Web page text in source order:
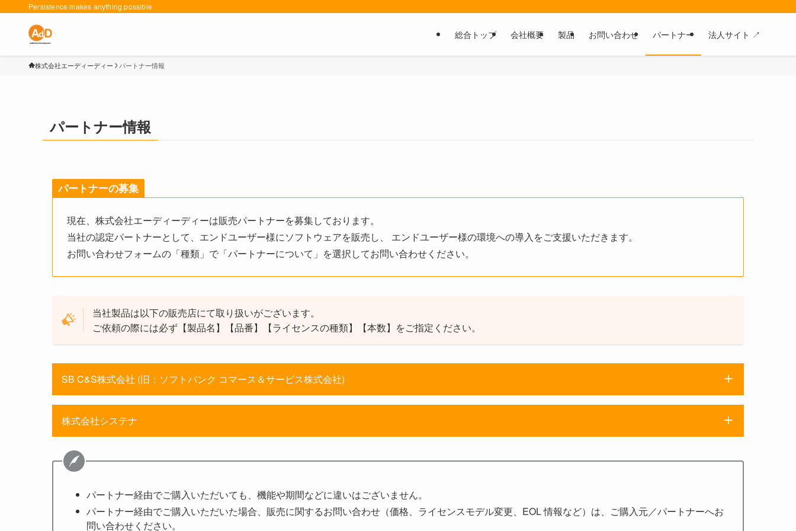
Persistence makes anything possible
総合トップ 会社概要 製品 お問い合わせ パートナー 法人サイト ↗
株式会社エーディーディー パートナー情報
パートナー情報
パートナーの募集
現在、株式会社エーディーディーは販売パートナーを募集しております。
当社の認定パートナーとして、エンドユーザー様にソフトウェアを販売し、 エンドユーザー様の環境への導入をご支援いただきます。
お問い合わせフォームの「種類」で「パートナーについて」を選択してお問い合わせください。
当社製品は以下の販売店にて取り扱いがございます。
ご依頼の際には必ず【製品名】【品番】【ライセンスの種類】【本数】をご指定ください。
SB C&S株式会社 (旧：ソフトバンク コマース＆サービス株式会社)
株式会社システナ
パートナー経由でご購入いただいても、機能や期間などに違いはございません。
パートナー経由でご購入いただいた場合、販売に関するお問い合わせ（価格、ライセンスモデル変更、EOL 情報など）は、ご購入元／パートナーへお
問い合わせください。